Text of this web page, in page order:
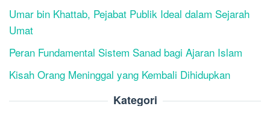
Umar bin Khattab, Pejabat Publik Ideal dalam Sejarah
Umat
Peran Fundamental Sistem Sanad bagi Ajaran Islam
Kisah Orang Meninggal yang Kembali Dihidupkan
Kategori